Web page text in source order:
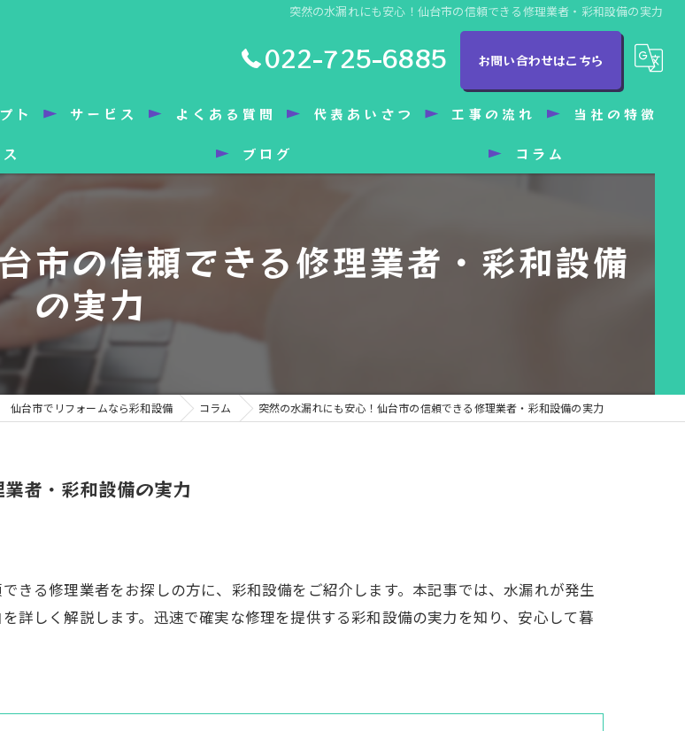
突然の水漏れにも安心！仙台市の信頼できる修理業者・彩和設備の実力
022-725-6885 お問い合わせはこちら
ト サービス よくある質問 代表あいさつ 工事の流れ 当社の特徴
トイレ
水漏れ
ブログ コラム
市の信頼できる修理業者・彩和設備
の実力
仙台市でリフォームなら彩和設備 コラム 突然の水漏れにも安心！仙台市の信頼できる修理業者・彩和設備の実力
者・彩和設備の実力
きる修理業者をお探しの方に、彩和設備をご紹介します。本記事では、水漏れが発生
詳しく解説します。迅速で確実な修理を提供する彩和設備の実力を知り、安心して暮